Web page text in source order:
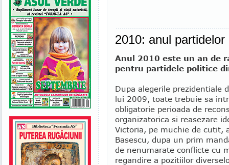
2010: anul partidelor
Anul 2010 este un an de
pentru partidele politice
Dupa alegerile prezidentiale
lui 2009, toate trebuie sa
obligatorie perioada de
organizatorica si reasezare
Victoria, pe muchie de cutit,
Basescu, dupa un prim
de nenumarate conflicte cu
regandire a pozitiilor